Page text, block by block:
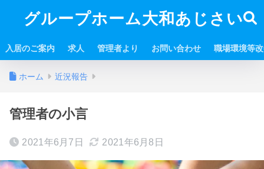
グループホーム大和あじさい
入居のご案内 求人 管理者より お問い合わせ 職場環境等
ホーム 近況報告
管理者の小言
2021年6月7日 2021年6月8日